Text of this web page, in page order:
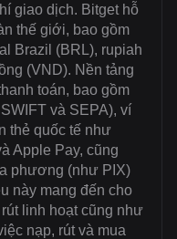
giao dịch. Bitget hỗ
thế giới, bao gồm
Brazil (BRL), rupiah
(VND). Nền tảng
toán, bao gồm
và SEPA), ví
thẻ quốc tế như
Apple Pay, cũng
phương (như PIX)
này mang đến cho
linh hoạt cũng như
nạp, rút và mua